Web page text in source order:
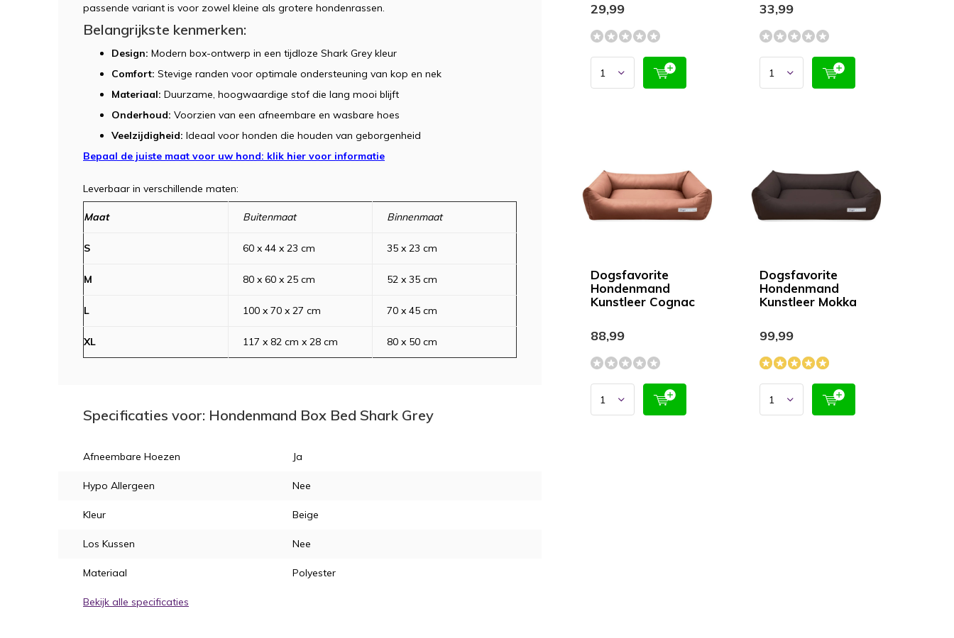
passende variant is voor zowel kleine als grotere hondenrassen.
Belangrijkste kenmerken:
Design: Modern box-ontwerp in een tijdloze Shark Grey kleur
Comfort: Stevige randen voor optimale ondersteuning van kop en nek
Materiaal: Duurzame, hoogwaardige stof die lang mooi blijft
Onderhoud: Voorzien van een afneembare en wasbare hoes
Veelzijdigheid: Ideaal voor honden die houden van geborgenheid
Bepaal de juiste maat voor uw hond: klik hier voor informatie
Leverbaar in verschillende maten:
Maat Buitenmaat Binnenmaat
S 60 x 44 x 23 cm 35 x 23 cm
M 80 x 60 x 25 cm 52 x 35 cm
L 100 x 70 x 27 cm 70 x 45 cm
XL 117 x 82 cm x 28 cm 80 x 50 cm
Specificaties voor: Hondenmand Box Bed Shark Grey
Afneembare Hoezen Ja
Hypo Allergeen Nee
Kleur Beige
Los Kussen Nee
Materiaal Polyester
Bekijk alle specificaties
29,99 33,99
Dogsfavorite
Hondenmand
Kunstleer Cognac
88,99
Dogsfavorite
Hondenmand
Kunstleer Mokka
99,99